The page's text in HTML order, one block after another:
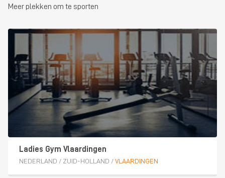
Meer plekken om te sporten
Ladies Gym Vlaardingen
NEDERLAND / ZUID-HOLLAND / VLAARDINGEN